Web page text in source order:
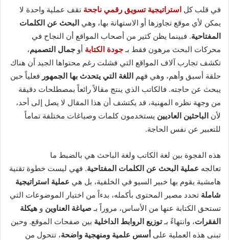
في قلب كل استراتيجية تسويق رقمي ناجحة تقف عملية واحدة لا
يمكن لأي موقع تجاوزها أو الاستهانة بها، وهي البحث عن الكلمات
المفتاحية. فبينما يظن كثير من أصحاب المواقع أن النجاح في
محركات البحث مرهون فقط بـجودة الكتابة أو جمال التصميم،
تكشف تجارب آلاف المواقع التي فشلت رغم محتواها الجيد أن هناك
حلقة أسبق وأهم، وهي فهم اللغة التي يتحدث بها الجمهور فعلياً حين
يبحث عن حاجته. فالكاتب الذي ينتج مقالاً رائعاً بمصطلحات دقيقة
من وجهة نظره المهنية، قد يكتشف أن هذا المقال لا يصل إلى أحد،
لأن الباحثين العاديين يستخدمون كلمات وصياغات مختلفة تماماً
للتعبير عن نفس الحاجة.
هذه الفجوة بين لغة الكاتب ولغة الباحث هي بالضبط ما
تعالجه عملية البحث عن الكلمات المفتاحية. فهي ليست خطوة تقنية
هامشية يقوم بها خبير السيو في الخلفية، بل هي عملية استراتيجية
شاملة تحدد مصير المحتوى بأكمله، بدءاً من اختيار الموضوعات التي
تستحق الكتابة عنها من الأساس، مروراً بـصياغة العناوين و هيكلة
الفقرات، وانتهاءً بـتوزيع الروابط الداخلية بين صفحات الموقع. وحين
تبنى هذه العملية على أسس علمية ومنهجية واضحة، تتحول من